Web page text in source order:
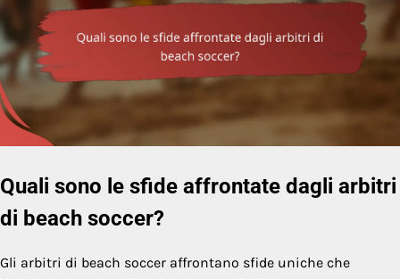
Quali sono le sfide affrontate dagli arbitri
di beach soccer?
Gli arbitri di beach soccer affrontano sfide uniche che